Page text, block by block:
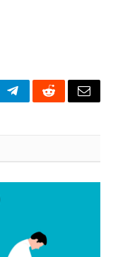
TelegramRedditEmail